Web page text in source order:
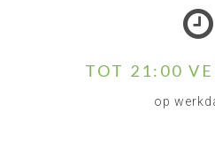
TOT 21:00
op